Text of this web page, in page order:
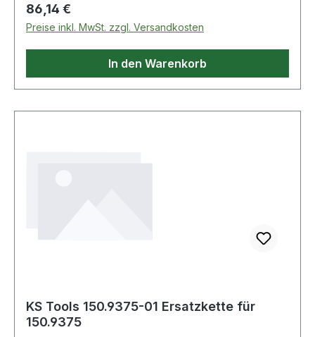
Regulärer Preis:
86,14 €
Preise inkl. MwSt. zzgl. Versandkosten
In den Warenkorb
KS Tools 150.9375-01 Ersatzkette für
150.9375